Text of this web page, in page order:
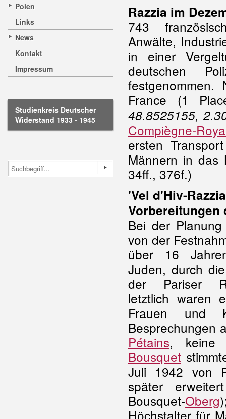
Polen
Links
News
Kontakt
Impressum
Studienkreis Deutscher
Widerstand 1933 - 1945
Razzia im
743
Anwälte,
in einer
deutschen
France (1
48.8525155,
Compiègne-
ersten
Männern in das
34ff., 376f.)
'Vel d'Hiv-
Vorbereitungen
Bei der
von der
über 16
Juden, durch
der Pariser
letztlich waren
Frauen und
Besprechungen
Pétains, keine
Bousquet
Juli 1942 von
später
Bousquet-Oberg
Höchstalter für